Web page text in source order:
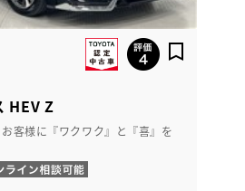
HEV Z
客様に『ワクワク』と『喜』を